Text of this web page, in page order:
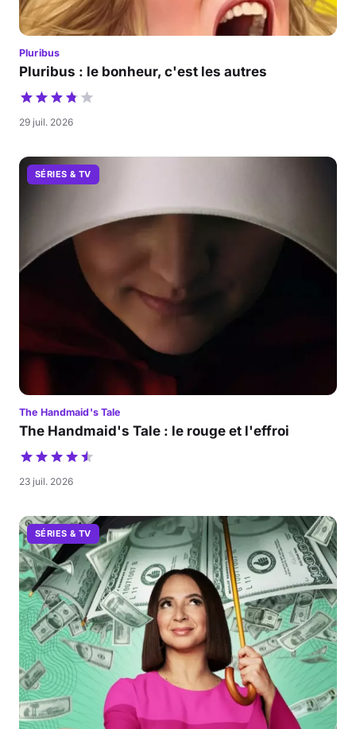
Pluribus
Pluribus : le bonheur, c'est les autres
29 juil. 2026
SÉRIES & TV
The Handmaid's Tale
The Handmaid's Tale : le rouge et l'effroi
23 juil. 2026
SÉRIES & TV